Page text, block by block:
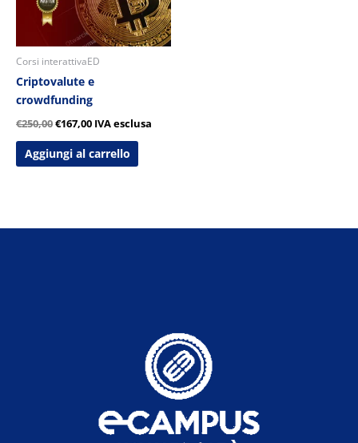
Corsi interattivaED
Criptovalute e
crowdfunding
€250,00€167,00 IVA esclusa
Aggiungi al carrello